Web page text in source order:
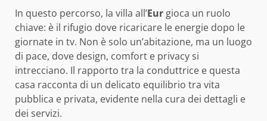
In questo percorso, la villa all’Eur gioca un ruolo
chiave: è il rifugio dove ricaricare le energie dopo le
giornate in tv. Non è solo un’abitazione, ma un luogo
di pace, dove design, comfort e privacy si
intrecciano. Il rapporto tra la conduttrice e questa
casa racconta di un delicato equilibrio tra vita
pubblica e privata, evidente nella cura dei dettagli e
dei servizi.